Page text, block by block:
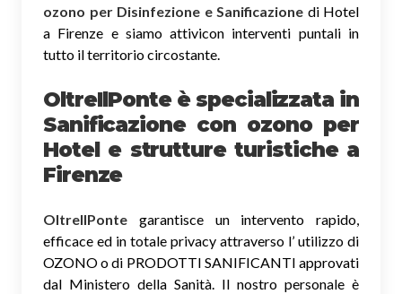
ozono per Disinfezione e Sanificazione di Hotel
a Firenze e siamo attivicon interventi puntali in
tutto il territorio circostante.
OltreIlPonte è specializzata in
Sanificazione con ozono per
Hotel e strutture turistiche a
Firenze
OltreIlPonte garantisce un intervento rapido,
efficace ed in totale privacy attraverso l’ utilizzo di
OZONO o di PRODOTTI SANIFICANTI approvati
dal Ministero della Sanità. Il nostro personale è